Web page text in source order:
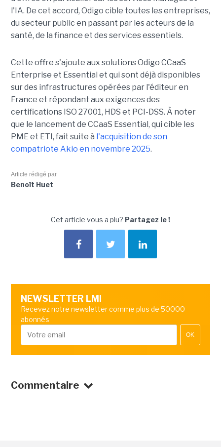
l'IA. De cet accord, Odigo cible toutes les entreprises,
du secteur public en passant par les acteurs de la
santé, de la finance et des services essentiels.
Cette offre s'ajoute aux solutions Odigo CCaaS
Enterprise et Essential et qui sont déjà disponibles
sur des infrastructures opérées par l'éditeur en
France et répondant aux exigences des
certifications ISO 27001, HDS et PCI-DSS. À noter
que le lancement de CCaaS Essential, qui cible les
PME et ETI, fait suite à l'acquisition de son
compatriote Akio en novembre 2025.
Article rédigé par
Benoît Huet
Cet article vous a plu? Partagez le !
NEWSLETTER LMI
Recevez notre newsletter comme plus de 50000
abonnés
OK
Commentaire